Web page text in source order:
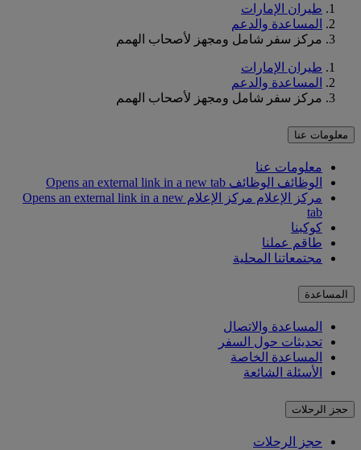
طيران الإمارات
المساعدة والدعم
مركز سفر شامل ومجهز لأصحاب الهمم
طيران الإمارات
المساعدة والدعم
مركز سفر شامل ومجهز لأصحاب الهمم
معلومات عنا
معلومات عنا
الوظائف الوظائف Opens an external link in a new tab
مركز الإعلام
مركز الإعلام Opens an external link in a new
tab
كوكبنا
طاقم عملنا
مجتمعاتنا المحلية
المساعدة
المساعدة والاتصال
تحديثات حول السفر
المساعدة الخاصة
الأسئلة الشائعة
حجز الرحلات
حجز الرحلات